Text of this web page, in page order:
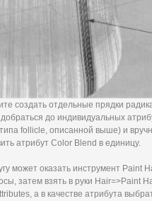
создать отдельные прядки
добраться до индивидуальных
follicle, описанной выше) и
атрибут Color Blend в единицу.
может оказать инструмент Paint
затем взять в руки Hair=>Paint
а в качестве атрибута